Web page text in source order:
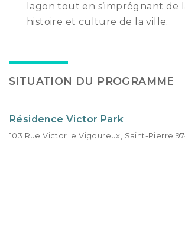
lagon tout en s’imprégnant de
histoire et culture de la ville.
SITUATION DU PROGRAMME
Résidence Victor Park
103 Rue Victor le Vigoureux, Saint-Pierre